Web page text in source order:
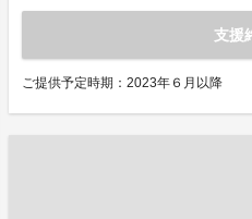
支援
ご提供予定時期：2023年６月以降